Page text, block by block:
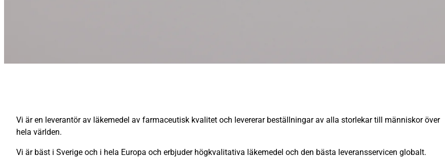
Vi är en leverantör av läkemedel av farmaceutisk kvalitet och levererar beställningar av alla storlekar till människor över
hela världen.
Vi är bäst i Sverige och i hela Europa och erbjuder högkvalitativa läkemedel och den bästa leveransservicen globalt.